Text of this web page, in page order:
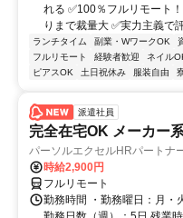
れる ✅100％フルリモート
りまで裁量大 ✅実力主義で
ランチタイム 副業・WワークOK
フルリモート
経験者歓迎 ネイル
ピアスOK
土日祝休み 服装自由
派遣社員
完全在宅OK メーカー
パーソルエクセルHRパートナ
時給2,900円
フルリモート
勤務時間 ・勤務曜日：月・